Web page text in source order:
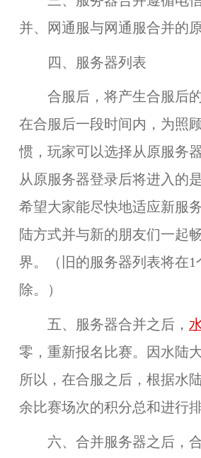
并、网通服与网通服合并的原
四、服务器列表
合服后，将产生合服后的
在合服后一段时间内，为照
惯，玩家可以选择从原服务
从原服务器登录后将进入的
希望大家能尽快地适应新服
陆方式并与新的朋友们一起
界。（旧的服务器列表将在1
除。）
五、服务器合并之后，
零，重新报名比赛。因水陆
所以，在合服之后，根据水
余比赛场次的积分总和进行排
六、合并服务器之后，